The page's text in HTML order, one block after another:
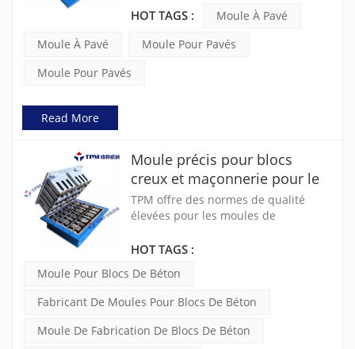
combinaison d'un savoir-faire
hautement qualifié et d'une
technologie de machine CNC
HOT TAGS :
Moule À Pavé
Moule À Pavé
Moule Pour Pavés
Moule Pour Pavés
Read More
Moule précis pour blocs
creux et maçonnerie pour le
façonnage de produits en
béton
TPM offre des normes de qualité
élevées pour les moules de
adoptons un traitement thermique et
longue durée de vie des moules. TPM
accorde une grande attention à la
sélection des matériaux, par exemple
pour la plaque de suspension, nous
HOT TAGS :
Moule Pour Blocs De Béton
Fabricant De Moules Pour Blocs De Béton
Moule De Fabrication De Blocs De Béton